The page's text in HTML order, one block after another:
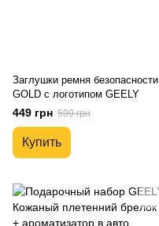
Заглушки ремня безопасности
GOLD с логотипом GEELY
449 грн 599 грн
Купить